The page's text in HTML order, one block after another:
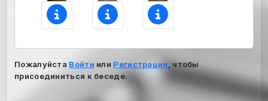
Пожалуйста Войти или Регистрация , чтобы
присоединиться к беседе.